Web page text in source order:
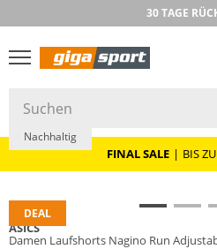
30 TAGE
PREIS & WERT
FINAL SALE | BIS
DEAL
Nachhaltig
ASICS
Damen Laufshorts Nagino Run